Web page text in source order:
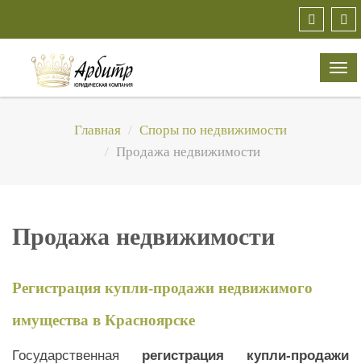
Главная
Споры по недвижимости
Продажа недвижимости
Продажа недвижимости
Регистрация купли-продажи недвижимого
имущества в Красноярске
Государственная регистрация купли-продажи